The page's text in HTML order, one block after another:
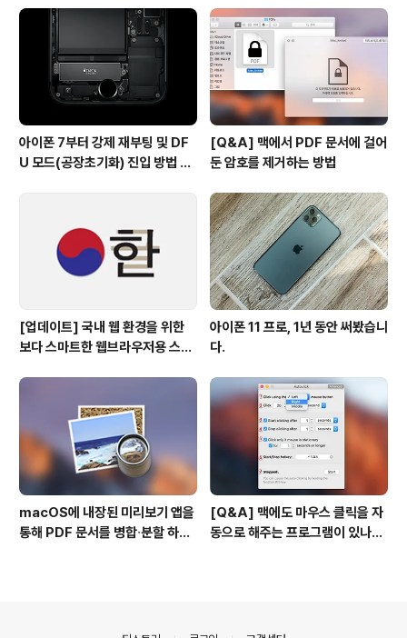
아이폰 7부터 강제 재부팅 및 DF
U 모드(공장초기화) 진입 방법 변
[Q&A] 맥에서 PDF 문서에 걸어
둔 암호를 제거하는 방법
[업데이트] 국내 웹 환경을 위한
보다 스마트한 웹브라우저용 스타
아이폰 11 프로, 1년 동안 써봤습니
다.
macOS에 내장된 미리보기 앱을
통해 PDF 문서를 병합∙분할 하는
[Q&A] 맥에도 마우스 클릭을 자
동으로 해주는 프로그램이 있나